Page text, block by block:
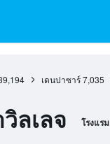
เดนปาซาร์ 7,035
ลเลจ โรงแรม